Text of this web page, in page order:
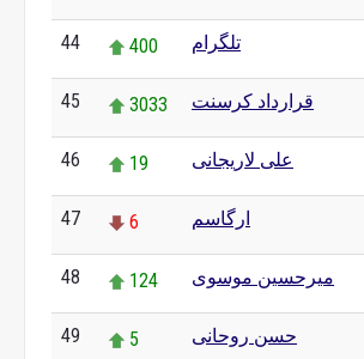
44 400 تلگرام
45 3033 قرارداد کرسنت
46 19 علی لاریجانی
47 6 ارگاسم
48 124 میرحسین موسوی
49 5 حسن روحانی